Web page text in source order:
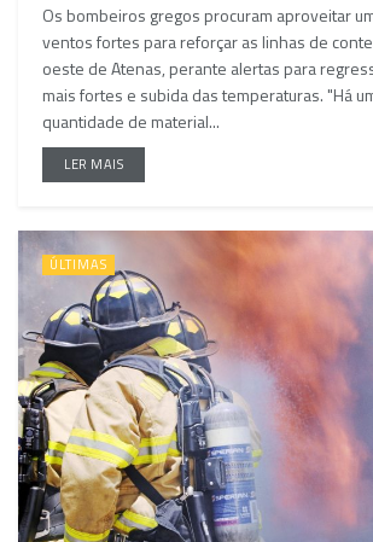
Os bombeiros gregos procuram aproveitar
ventos fortes para reforçar as linhas de
oeste de Atenas, perante alertas para
mais fortes e subida das temperaturas. "Há
quantidade de material...
LER MAIS
ÚLTIMAS